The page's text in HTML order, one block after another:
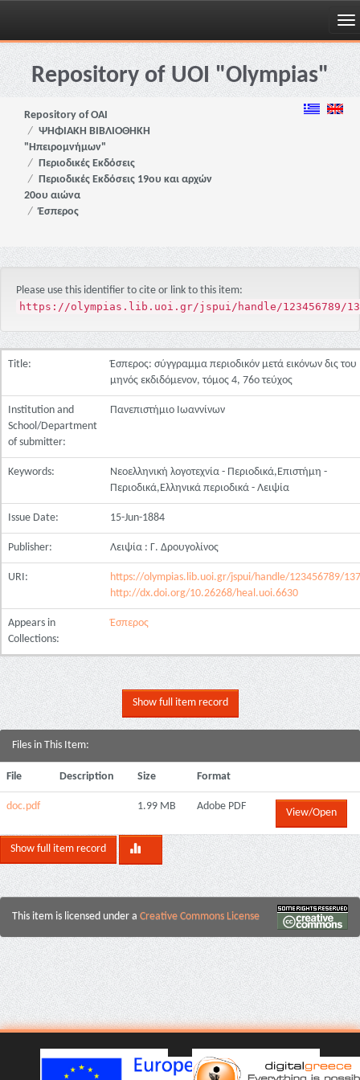
Skip
navigationRepository of UOI "Olympias"
Repository of OAI
ΨΗΦΙΑΚΗ ΒΙΒΛΙΟΘΗΚΗ
"Ηπειρομνήμων"
Περιοδικές Εκδόσεις
Περιοδικές Εκδόσεις 19ου και αρχών
20ου αιώνα
Έσπερος
Please use this identifier to cite or link to this item:
https://olympias.lib.uoi.gr/jspui/handle/123456789/
Title:
Έσπερος: σύγγραμμα περιοδικόν μετά εικόνων δις του
μηνός εκδιδόμενον, τόμος 4, 76ο τεύχος
Institution and
School/Department
of submitter:
Πανεπιστήμιο Ιωαννίνων
Keywords:
Νεοελληνική λογοτεχνία - Περιοδικά,Επιστήμη -
Περιοδικά,Ελληνικά περιοδικά - Λειψία
Issue Date: 15-Jun-1884
Publisher: Λειψία : Γ. Δρουγολίνος
URI:
https://olympias.lib.uoi.gr/jspui/handle/123456789/
http://dx.doi.org/10.26268/heal.uoi.6630
Appears in
Collections:
Έσπερος
Show full item record
Files in This Item:
File Description Size Format
doc.pdf 1.99 MB Adobe PDF
View/Open
Show full item record
This item is licensed under a Creative Commons License